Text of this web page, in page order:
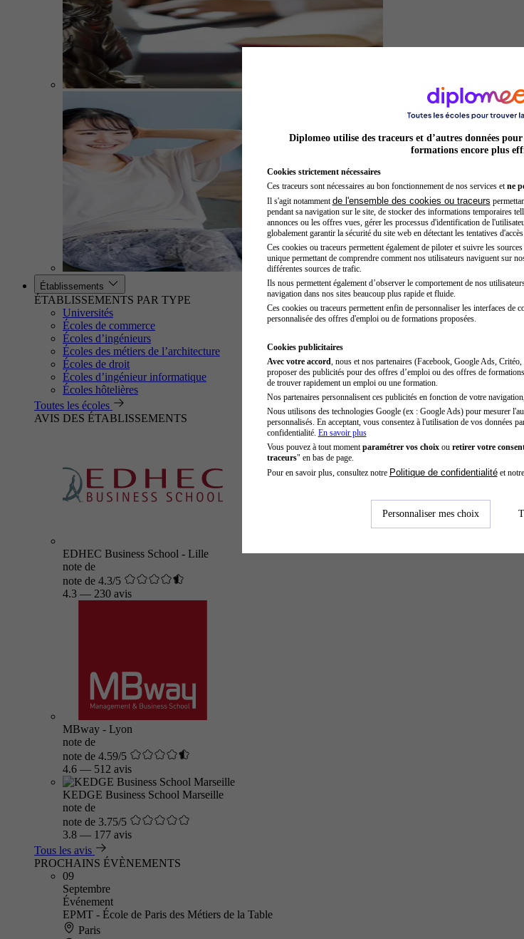
Établissements
ÉTABLISSEMENTS PAR TYPE
Universités
Écoles de commerce
Écoles d’ingénieurs
Écoles des métiers de l’architecture
Écoles de droit
Écoles d’ingénieur informatique
Écoles hôtelières
Toutes les écoles
AVIS DES ÉTABLISSEMENTS
EDHEC Business School - Lille
note de
note de 4.3/5
4.3 — 230 avis
MBway - Lyon
note de
note de 4.59/5
4.6 — 512 avis
KEDGE Business School Marseille
note de
note de 3.75/5
3.8 — 177 avis
Tous les avis
PROCHAINS ÉVÈNEMENTS
09
Septembre
Événement
EPMT - École de Paris des Métiers de la Table
Paris
Diplomeo utilise des traceurs et d’autres données
formations encore plus
Cookies strictement nécessaires
Ces traceurs sont nécessaires au bon fonctionnement de nos services et ne
Il s'agit notamment de l'ensemble des cookies ou traceurs
pendant sa navigation sur le site, de stocker des informations temporaires
annonces ou les offres vues, gérer les processus d'identification de
globalement garantir la sécurité du site web en détectant les tentatives
Ces cookies ou traceurs permettent également de piloter et suivre les
unique permettant de comprendre comment nos utilisateurs naviguent sur
différentes sources de trafic.
Ils nous permettent également d’observer le comportement de nos
navigation dans nos sites beaucoup plus rapide et fluide.
Ces cookies ou traceurs permettent enfin de personnaliser les interfaces de
personnalisée des offres d'emploi ou de formations proposées.
Cookies publicitaires
Avec votre accord , nous et nos partenaires (Facebook, Google Ads,
proposer des publicités pour des offres d’emploi ou des offres de
de trouver rapidement un emploi ou une formation.
Nos partenaires personnalisent ces publicités en fonction de votre
Nous utilisons des technologies Google (ex : Google Ads) pour mesurer
personnalisés. En acceptant, vous consentez à l'utilisation de vos données
confidentialité. En savoir plus
Vous pouvez à tout moment paramétrer vos choixou retirer votre
traceurs" en bas de page.
Pour en savoir plus, consultez notre Politique de confidentialitéet notre
Personnaliser mes choix